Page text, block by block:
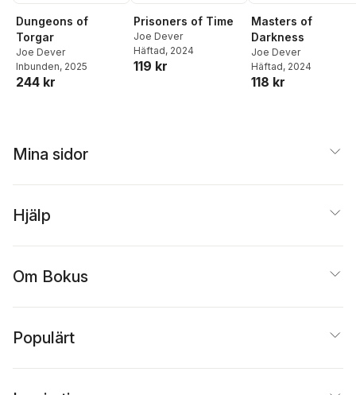
Dungeons of
Torgar
Joe Dever
Inbunden, 2025
244 kr
Prisoners of Time
Joe Dever
Häftad, 2024
119 kr
Masters of
Darkness
Joe Dever
Häftad, 2024
118 kr
Mina sidor
Hjälp
Om Bokus
Populärt